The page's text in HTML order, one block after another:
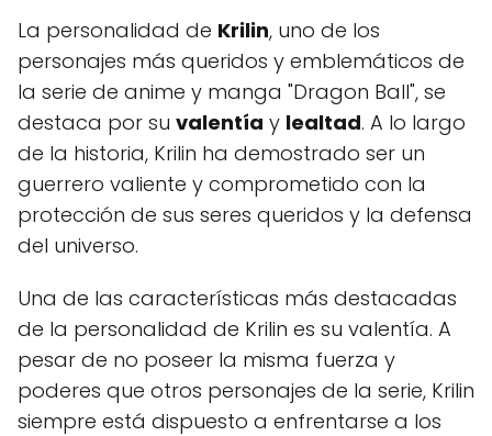
La personalidad de Krilin, uno de los
personajes más queridos y emblemáticos de
la serie de anime y manga "Dragon Ball", se
destaca por su valentía y lealtad. A lo largo
de la historia, Krilin ha demostrado ser un
guerrero valiente y comprometido con la
protección de sus seres queridos y la defensa
del universo.
Una de las características más destacadas
de la personalidad de Krilin es su valentía. A
pesar de no poseer la misma fuerza y
poderes que otros personajes de la serie, Krilin
siempre está dispuesto a enfrentarse a los